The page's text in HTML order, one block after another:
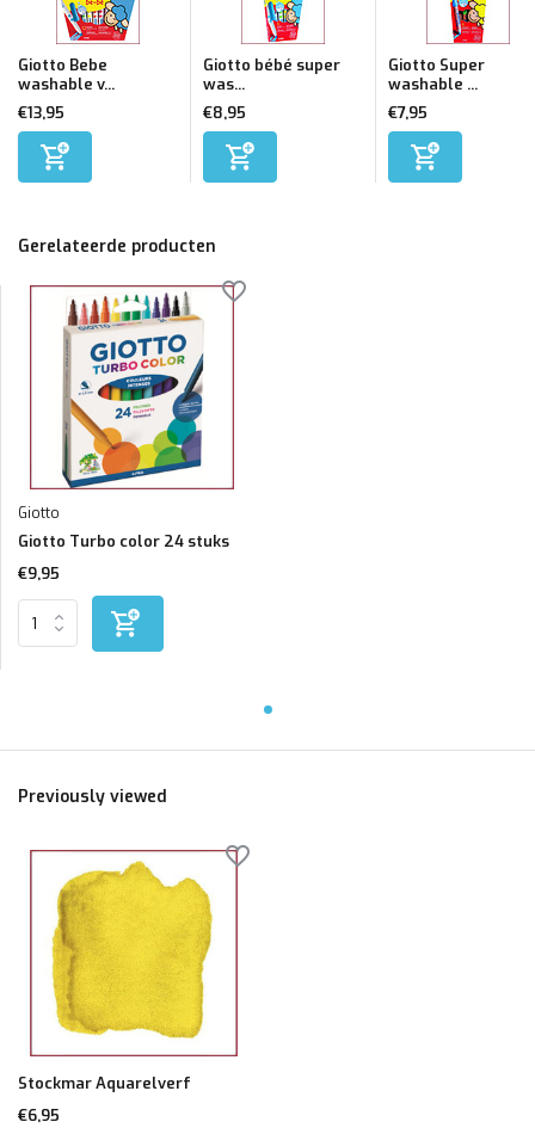
Giotto Bebe
washable v...
€13,95
Giotto bébé super
was...
€8,95
Giotto Super
washable ...
€7,95
Gerelateerde producten
Giotto
Giotto Turbo color 24 stuks
€9,95
Previously viewed
Stockmar Aquarelverf
€6,95